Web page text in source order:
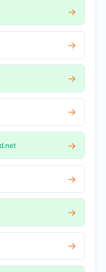
→
→
→
→
→
→
→
→